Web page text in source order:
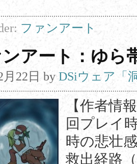
ファンアート
ンアート：ゆ
22日 by DSiウェア「
【作者情
回プレイ
時の悲壮
救出経路